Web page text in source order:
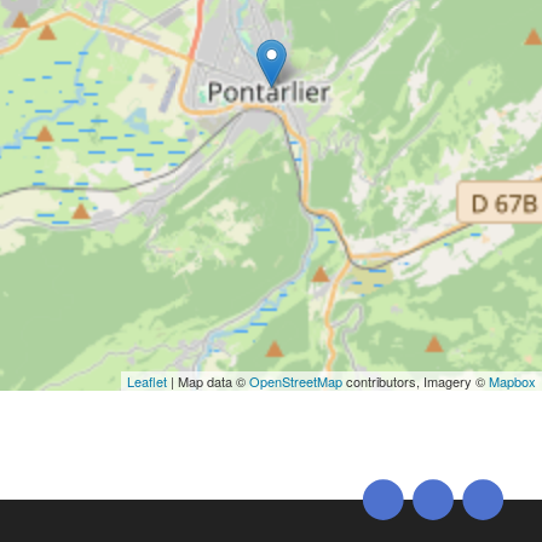
Leaflet | Map data ©OpenStreetMapcontributors, Imagery ©Mapbox